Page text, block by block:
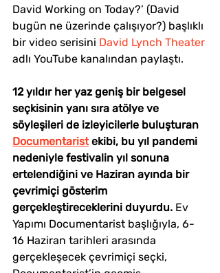
David Working on Today?’ (David
bugün ne üzerinde çalışıyor?) başlıklı
bir video serisini David Lynch Theater
adlı YouTube kanalından paylaştı.
12 yıldır her yaz geniş bir belgesel
seçkisinin yanı sıra atölye ve
söyleşileri de izleyicilerle buluşturan
Documentarist ekibi, bu yıl pandemi
nedeniyle festivalin yıl sonuna
ertelendiğini ve Haziran ayında bir
çevrimiçi gösterim
gerçekleştireceklerini duyurdu. Ev
Yapımı Documentarist başlığıyla, 6-
16 Haziran tarihleri arasında
gerçekleşecek çevrimiçi seçki,